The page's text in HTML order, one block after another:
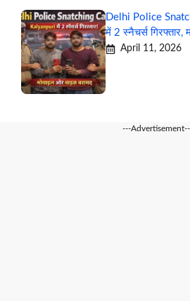
Delhi Police
में 2 स्नैचर्स गिरफ्तार,
April 11, 2026
---